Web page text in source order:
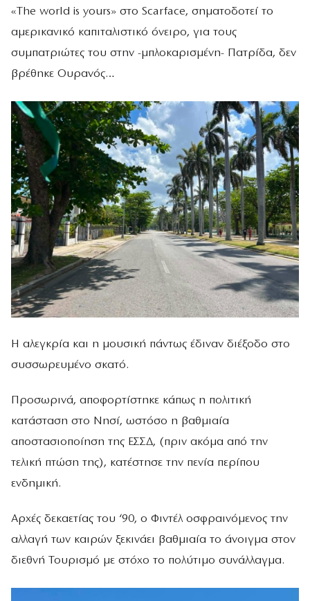
«The world is yours» στο Scarface, σηματοδοτεί το
αμερικανικό καπιταλιστικό όνειρο, για τους
συμπατριώτες του στην -μπλοκαρισμένη- Πατρίδα, δεν
βρέθηκε Ουρανός…
Η αλεγκρία και η μουσική πάντως έδιναν διέξοδο στο
συσσωρευμένο σκατό.
Προσωρινά, αποφορτίστηκε κάπως η πολιτική
κατάσταση στο Νησί, ωστόσο η βαθμιαία
αποστασιοποίηση της ΕΣΣΔ, (πριν ακόμα από την
τελική πτώση της), κατέστησε την πενία περίπου
ενδημική.
Αρχές δεκαετίας του ‘90, ο Φιντέλ οσφραινόμενος την
αλλαγή των καιρών ξεκινάει βαθμιαία το άνοιγμα στον
διεθνή Τουρισμό με στόχο το πολύτιμο συνάλλαγμα.